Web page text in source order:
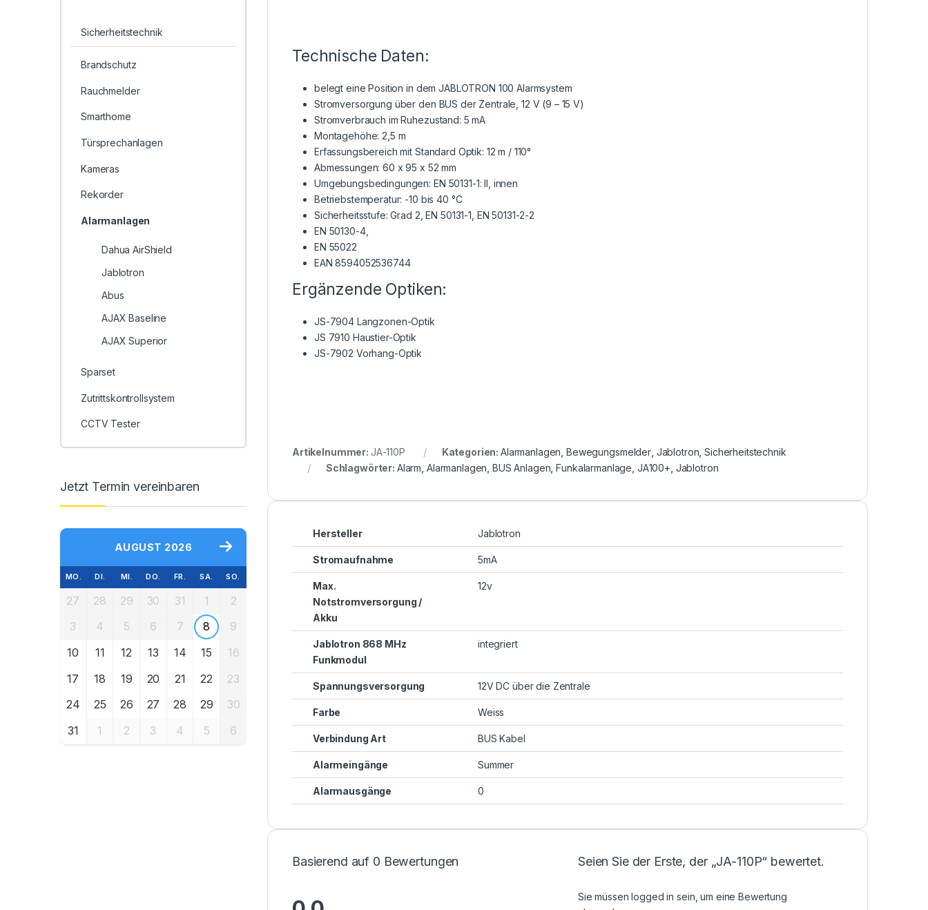
Technische Daten:
belegt eine Position in dem JABLOTRON 100 Alarmsystem
Stromversorgung über den BUS der Zentrale, 12 V (9 – 15 V)
Stromverbrauch im Ruhezustand: 5 mA
Montagehöhe: 2,5 m
Erfassungsbereich mit Standard Optik: 12 m / 110°
Abmessungen: 60 x 95 x 52 mm
Umgebungsbedingungen: EN 50131-1: II, innen
Betriebstemperatur: -10 bis 40 °C
Sicherheitsstufe: Grad 2, EN 50131-1, EN 50131-2-2
EN 50130-4,
EN 55022
EAN 8594052536744
Ergänzende Optiken:
JS-7904 Langzonen-Optik
JS 7910 Haustier-Optik
JS-7902 Vorhang-Optik
Artikelnummer: JA-110P Kategorien: Alarmanlagen ,Bewegungsmelder, Jablotron ,Sicherheitstechnik
Schlagwörter: Alarm Alarmanlagen BUS Anlagen ,Funkalarmanlage JA100+ Jablotron
Hersteller Jablotron
Stromaufnahme 5mA
Max.
Notstromversorgung /
Akku
12v
Jablotron 868 MHz
Funkmodul
integriert
Spannungsversorgung 12V DC über die Zentrale
Farbe Weiss
Verbindung Art BUS Kabel
Alarmeingänge Summer
Alarmausgänge 0
Basierend auf 0 Bewertungen Seien Sie der Erste, der „JA-110P“ bewertet.
Sie müssenlogged in sein, um eine Bewertung
Sicherheitstechnik
Brandschutz
Rauchmelder
Smarthome
Türsprechanlagen
Kameras
Rekorder
Alarmanlagen
Dahua AirShield
Jablotron
Abus
AJAX Baseline
AJAX Superior
Sparset
Zutrittskontrollsystem
CCTV Tester
Jetzt Termin vereinbaren
AUGUST 2026
MO. DI. MI. DO. FR. SA. SO.
27 28 29 30 31 1
2
3
4 5 6 7 8
9
10
11 12 13 14 15
16
17
18 19 20 21 22
23
24
25 26 27 28 29
30
31
1 2 3 4 5 6